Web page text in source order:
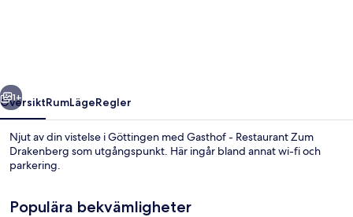
1+
ÖversiktRumLägeRegler
Njut av din vistelse i Göttingen med Gasthof - Restaurant Zum
Drakenberg som utgångspunkt. Här ingår bland annat wi-fi och
parkering.
Populära bekvämligheter